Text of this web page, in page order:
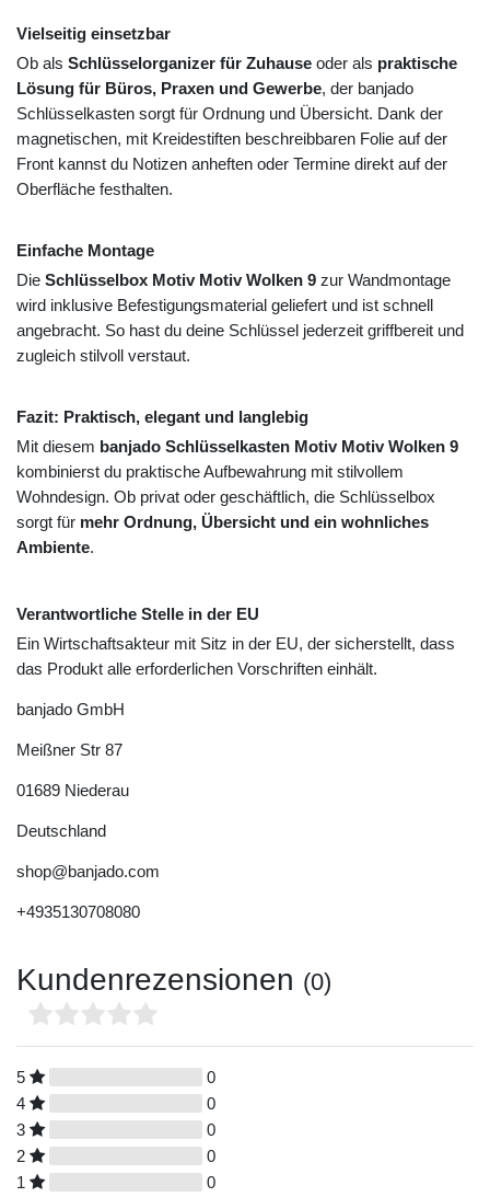
Vielseitig einsetzbar
Ob als Schlüsselorganizer für Zuhause oder als praktische
Lösung für Büros, Praxen und Gewerbe, der banjado
Schlüsselkasten sorgt für Ordnung und Übersicht. Dank der
magnetischen, mit Kreidestiften beschreibbaren Folie auf der
Front kannst du Notizen anheften oder Termine direkt auf der
Oberfläche festhalten.
Einfache Montage
Die Schlüsselbox Motiv Motiv Wolken 9 zur Wandmontage
wird inklusive Befestigungsmaterial geliefert und ist schnell
angebracht. So hast du deine Schlüssel jederzeit griffbereit und
zugleich stilvoll verstaut.
Fazit: Praktisch, elegant und langlebig
Mit diesem banjado Schlüsselkasten Motiv Motiv Wolken 9
kombinierst du praktische Aufbewahrung mit stilvollem
Wohndesign. Ob privat oder geschäftlich, die Schlüsselbox
sorgt für mehr Ordnung, Übersicht und ein wohnliches
Ambiente.
Verantwortliche Stelle in der EU
Ein Wirtschaftsakteur mit Sitz in der EU, der sicherstellt, dass
das Produkt alle erforderlichen Vorschriften einhält.
banjado GmbH
Meißner Str 87
01689 Niederau
Deutschland
shop@banjado.com
+4935130708080
Kundenrezensionen (0)
5
0
4
0
3
0
2
0
1
0